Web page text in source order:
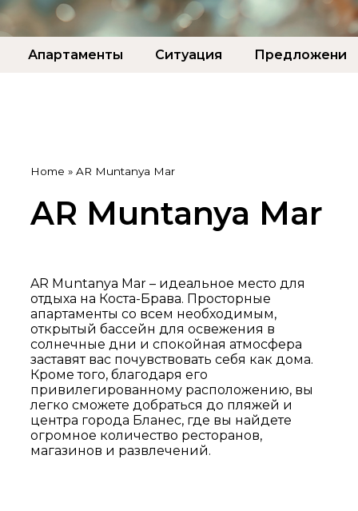
Апартаменты Ситуация Предложение
Home » AR Muntanya Mar
AR Muntanya Mar
AR Muntanya Mar – идеальное место для
отдыха на Коста-Брава. Просторные
апартаменты со всем необходимым,
открытый бассейн для освежения в
солнечные дни и спокойная атмосфера
заставят вас почувствовать себя как дома.
Кроме того, благодаря его
привилегированному расположению, вы
легко сможете добраться до пляжей и
центра города Бланес, где вы найдете
огромное количество ресторанов,
магазинов и развлечений.